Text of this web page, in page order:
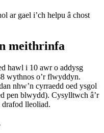
ar gael i’ch helpu â chost
meithrinfa
hawl i 10 awr o addysg
wythnos o’r flwyddyn.
nhw’n cyrraedd oed ysgol
pen blwydd). Cysylltwch â’r
drafod lleoliad.